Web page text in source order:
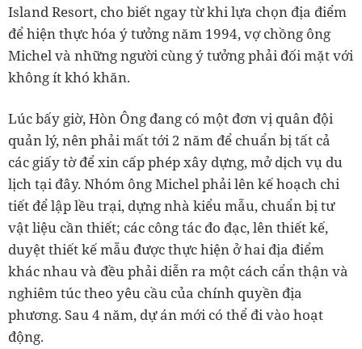
Island Resort, cho biết ngay từ khi lựa chọn địa điểm
để hiện thực hóa ý tưởng năm 1994, vợ chồng ông
Michel và những người cùng ý tưởng phải đối mặt với
không ít khó khăn.
Lúc bấy giờ, Hòn Ông đang có một đơn vị quân đội
quản lý, nên phải mất tới 2 năm để chuẩn bị tất cả
các giấy tờ để xin cấp phép xây dựng, mở dịch vụ du
lịch tại đây. Nhóm ông Michel phải lên kế hoạch chi
tiết để lập lều trại, dựng nhà kiểu mẫu, chuẩn bị tư
vật liệu cần thiết; các công tác đo đạc, lên thiết kế,
duyệt thiết kế mẫu được thực hiện ở hai địa điểm
khác nhau và đều phải diễn ra một cách cẩn thận và
nghiêm túc theo yêu cầu của chính quyền địa
phương. Sau 4 năm, dự án mới có thể đi vào hoạt
động.